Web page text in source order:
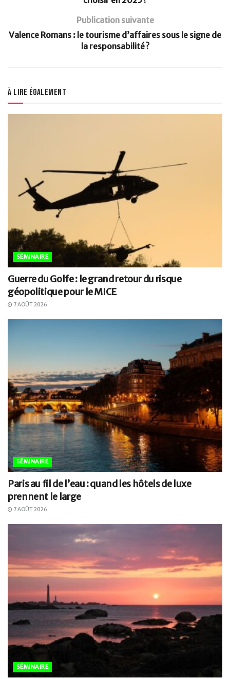
Publication suivante
Valence Romans : le tourisme d’affaires sous le signe de
la responsabilité ?
À lire également
SÉMINAIRE
Guerre du Golfe : le grand retour du risque
géopolitique pour le MICE
7 AOÛT 2026
SÉMINAIRE
Paris au fil de l’eau : quand les hôtels de luxe
prennent le large
7 AOÛT 2026
SÉMINAIRE